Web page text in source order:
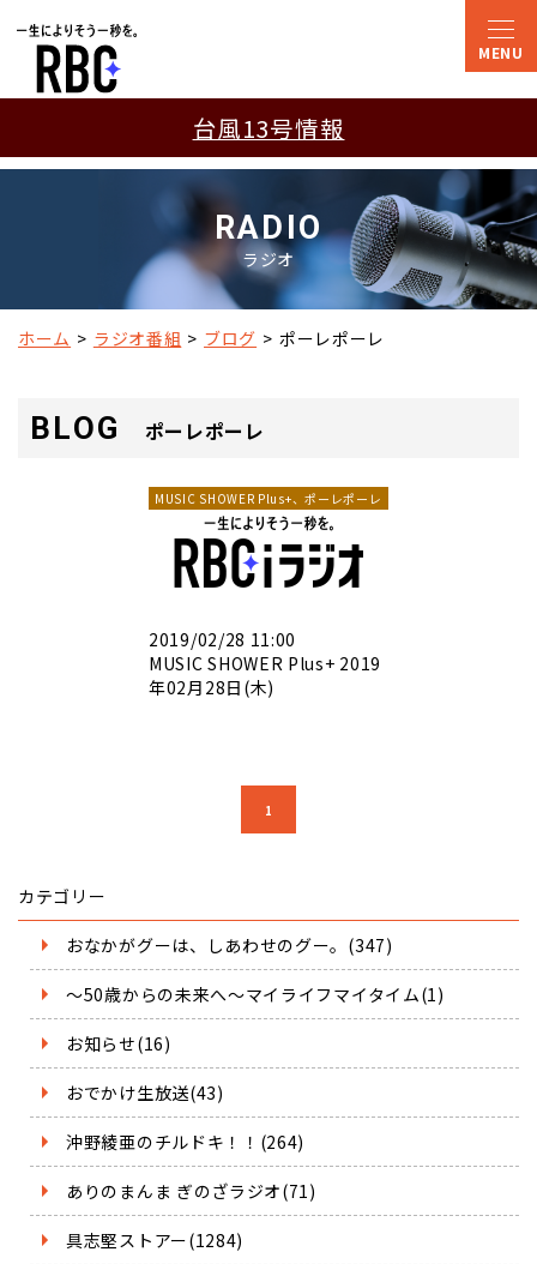
台風13号情報
RADIO
ラジオ
ホーム ラジオ番組 ブログ ポーレポーレ
BLOG ポーレポーレ
MUSIC SHOWER Plus+、ポーレポーレ
2019/02/28 11:00
MUSIC SHOWER Plus+ 2019
年02月28日(木)
1
カテゴリー
おなかがグーは、しあわせのグー。(347)
～50歳からの未来へ～マイライフマイタイム(1)
お知らせ(16)
おでかけ生放送(43)
沖野綾亜のチルドキ！！(264)
ありのまんま ぎのざラジオ(71)
具志堅ストアー(1284)